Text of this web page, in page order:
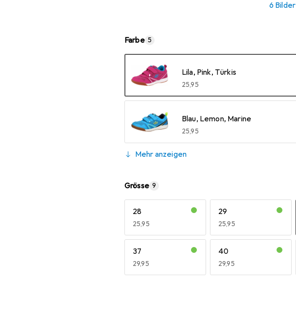
6 Bilder
Farbe 5
Lila, Pink, Türkis
EUR
25,95
Blau, Lemon, Marine
EUR
25,95
Mehr anzeigen
Grösse 9
28
EUR
25,95
29
EUR
25,95
37
EUR
29,95
40
EUR
29,95